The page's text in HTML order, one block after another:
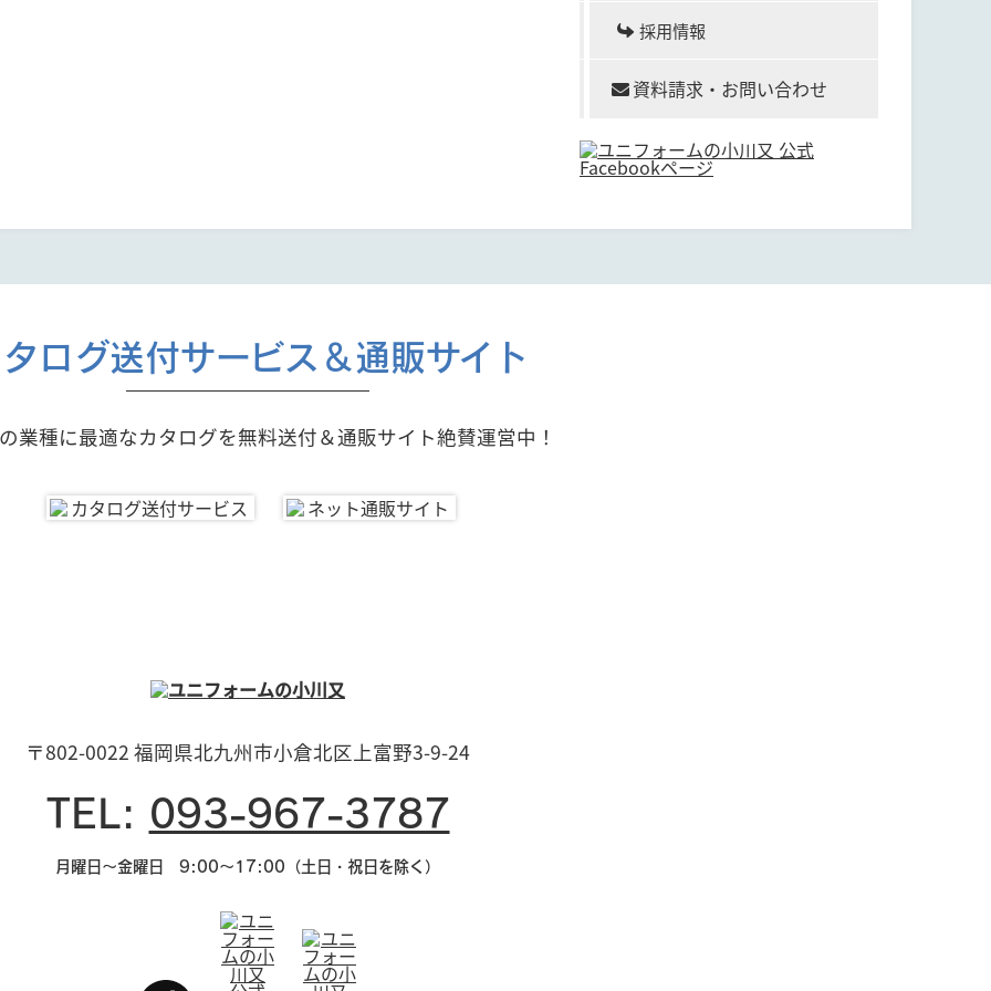
採用情報
資料請求・お問い合わせ
ログ送付サービス＆通販サイト
業種に最適なカタログを無料送付＆通販サイト絶賛運営中！
〒802-0022 福岡県北九州市小倉北区上富野3-9-24
TEL: 093-967-3787
月曜日～金曜日 9:00～17:00（土日・祝日を除く）